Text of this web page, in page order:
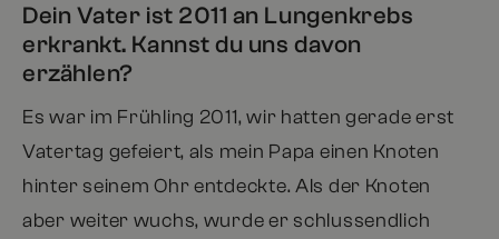
Dein Vater ist 2011 an Lungenkrebs
erkrankt. Kannst du uns davon
erzählen?
Es war im Frühling 2011, wir hatten gerade erst
Vatertag gefeiert, als mein Papa einen Knoten
hinter seinem Ohr entdeckte. Als der Knoten
aber weiter wuchs, wurde er schlussendlich